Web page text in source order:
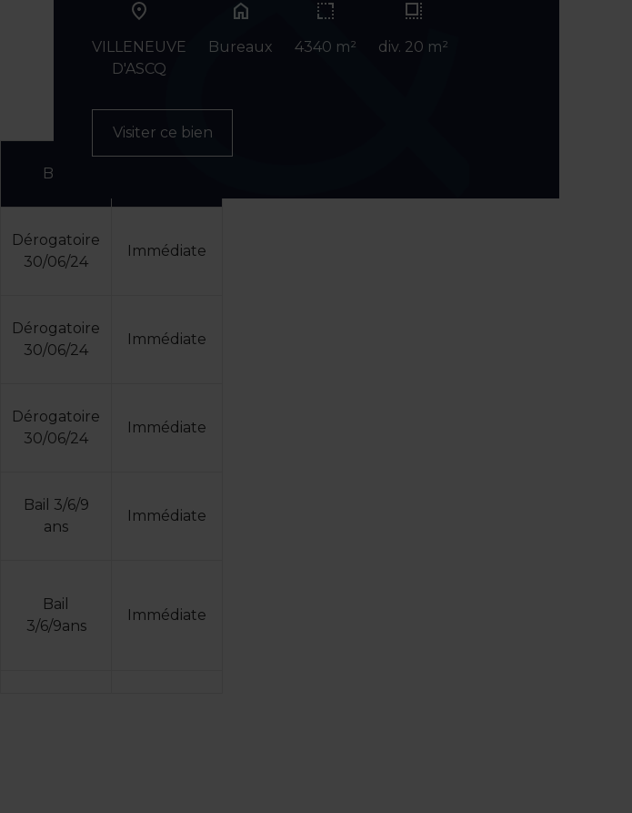
Bail
Dérogatoire
30/06/24
Immédiate
Dérogatoire
30/06/24
Immédiate
Dérogatoire
30/06/24
Immédiate
Bail 3/6/9
ans
Immédiate
Bail
3/6/9ans
Immédiate
VILLENEUVE
D'ASCQ
home
Bureaux 4340 m² div. 20 m²
Visiter ce bien